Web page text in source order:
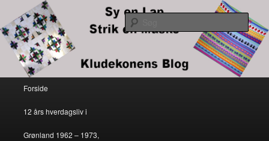
Sy en lap – strik en maske
Kludekonens blog
Søg
Fortsæt til primært indhold
Fortsæt til sekundært indhold
Forside
12 års hverdagsliv i
Grønland 1962 – 1973,